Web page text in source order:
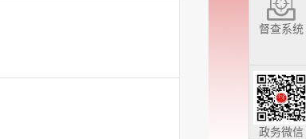
督查系统
政务微信